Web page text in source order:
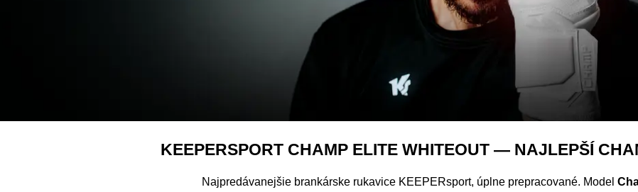
KEEPERSPORT CHAMP ELITE WHITEOUT — NAJLEPŠÍ
Najpredávanejšie brankárske rukavice KEEPERsport, úplne prepracované. Model